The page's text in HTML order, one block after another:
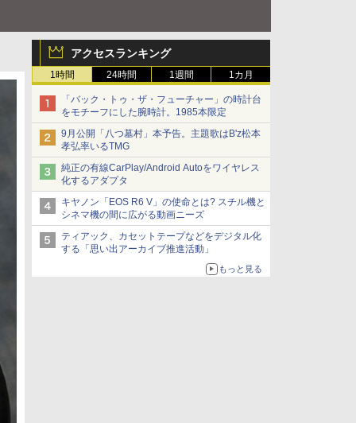
アクセスランキング
1時間 24時間 1週間 1カ月
「バック・トゥ・ザ・フューチャー」の時計台
をモチーフにした腕時計。1985本限定
9月公開「八つ墓村」本予告。主題歌はB'z松本
孝弘率いるTMG
純正の有線CarPlay/Android Autoをワイヤレス
化するアダプタ
キヤノン「EOS R6 V」の使命とは? スチル機と
シネマ機の間に広がる動画ニーズ
ティアック、カセットテープなどをデジタル化
する「思い出アーカイブ推進活動」
もっと見る